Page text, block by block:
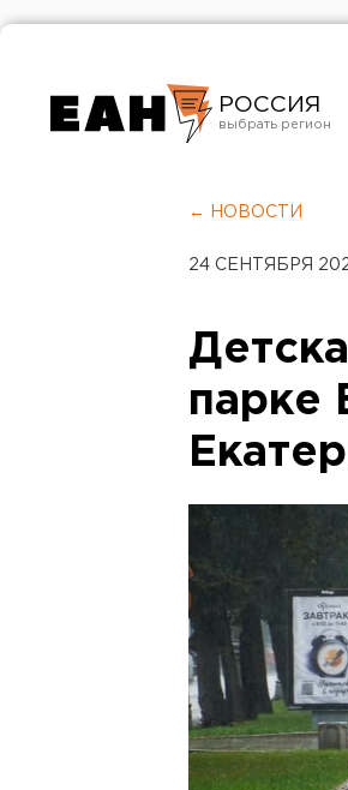
РОССИЯ
Челябинск
← НОВОСТИ
24 СЕНТЯБРЯ
парке